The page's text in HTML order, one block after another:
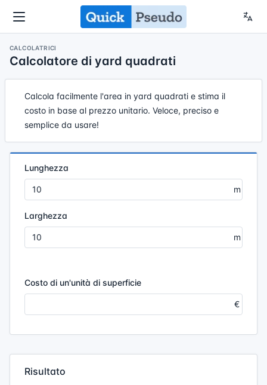
CALCOLATRICI
Calcolatore di yard quadrati
Calcola facilmente l'area in yard quadrati e stima il
costo in base al prezzo unitario. Veloce, preciso e
semplice da usare!
Lunghezza
Larghezza
Costo di un'unità di superficie
Risultato